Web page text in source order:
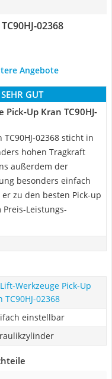
02368
Angebote
SEHR GUT
Up Kran TC90HJ-
02368 sticht in
hohen Tragkraft
außerdem der
besonders einfach
zu den besten Pick-up
Leistungs-
Werkzeuge Pick-Up
TC90HJ-02368
einstellbar